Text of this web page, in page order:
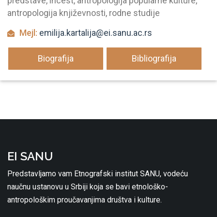
antropologija književnosti, rodne studije
Mejl: emilija.kartalija@ei.sanu.ac.rs
Biografija Bibliografija
EI SANU
Predstavljamo vam Etnografski institut SANU, vodeću
naučnu ustanovu u Srbiji koja se bavi etnološko-
antropološkim proučavanjima društva i kulture.